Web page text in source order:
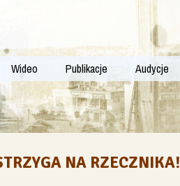
Wideo Publikacje Audycje
NA RZECZNIKA!